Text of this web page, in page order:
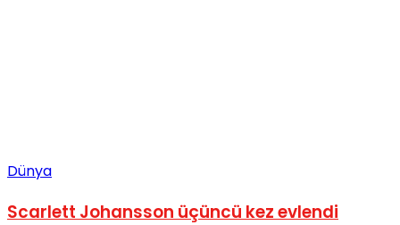
Dünya
Scarlett Johansson üçüncü kez evlendi